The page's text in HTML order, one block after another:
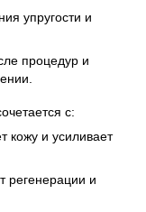
упругости и
процедур и
с:
и усиливает
регенерации и